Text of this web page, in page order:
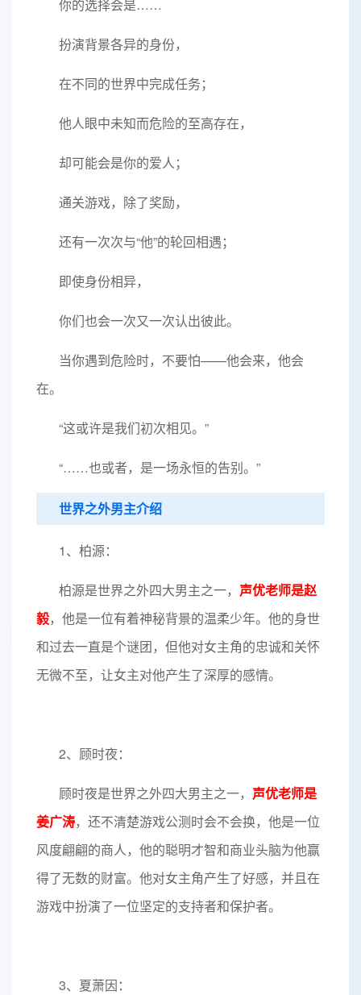
你的选择会是……
扮演背景各异的身份，
在不同的世界中完成任务；
他人眼中未知而危险的至高存在，
却可能会是你的爱人；
通关游戏，除了奖励，
还有一次次与“他”的轮回相遇；
即使身份相异，
你们也会一次又一次认出彼此。
当你遇到危险时，不要怕——他会来，他会
在。
“这或许是我们初次相见。”
“……也或者，是一场永恒的告别。”
世界之外男主介绍
1、柏源：
柏源是世界之外四大男主之一， 声优老师是赵
毅，他是一位有着神秘背景的温柔少年。他的身世
和过去一直是个谜团，但他对女主角的忠诚和关怀
无微不至，让女主对他产生了深厚的感情。
2、顾时夜：
顾时夜是世界之外四大男主之一， 声优老师是
姜广涛，还不清楚游戏公测时会不会换，他是一位
风度翩翩的商人，他的聪明才智和商业头脑为他赢
得了无数的财富。他对女主角产生了好感，并且在
游戏中扮演了一位坚定的支持者和保护者。
3、夏萧因：